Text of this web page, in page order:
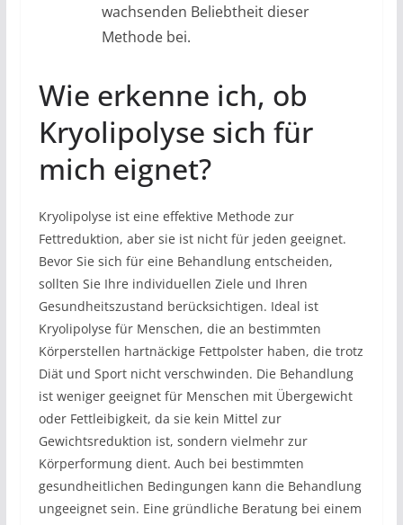
wachsenden Beliebtheit dieser
Methode bei.
Wie erkenne ich, ob
Kryolipolyse sich für
mich eignet?
Kryolipolyse ist eine effektive Methode zur
Fettreduktion, aber sie ist nicht für jeden geeignet.
Bevor Sie sich für eine Behandlung entscheiden,
sollten Sie Ihre individuellen Ziele und Ihren
Gesundheitszustand berücksichtigen. Ideal ist
Kryolipolyse für Menschen, die an bestimmten
Körperstellen hartnäckige Fettpolster haben, die trotz
Diät und Sport nicht verschwinden. Die Behandlung
ist weniger geeignet für Menschen mit Übergewicht
oder Fettleibigkeit, da sie kein Mittel zur
Gewichtsreduktion ist, sondern vielmehr zur
Körperformung dient. Auch bei bestimmten
gesundheitlichen Bedingungen kann die Behandlung
ungeeignet sein. Eine gründliche Beratung bei einem